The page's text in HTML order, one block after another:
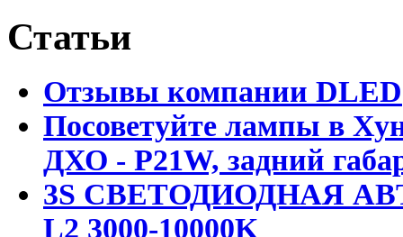
Статьи
Отзывы компании DLED
Посоветуйте лампы в
ДХО - P21W, задний
3S СВЕТОДИОДНАЯ
L2 3000-10000K